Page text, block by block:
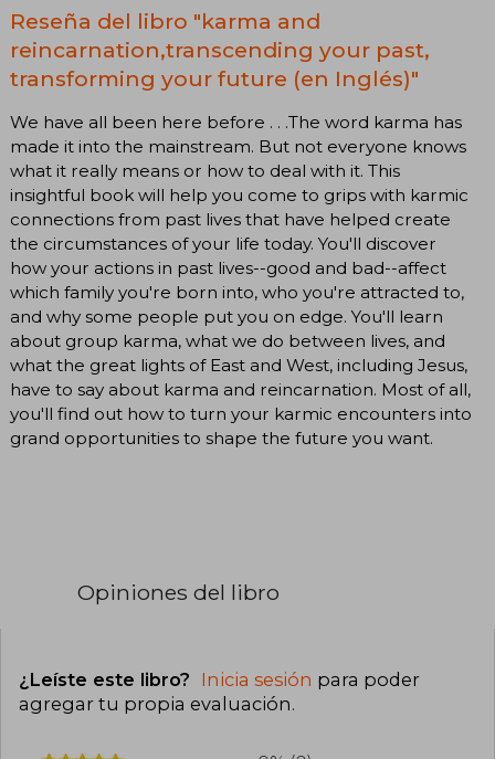
Reseña del libro "karma and
reincarnation,transcending your past,
transforming your future (en Inglés)"
We have all been here before . . .The word karma has
made it into the mainstream. But not everyone knows
what it really means or how to deal with it. This
insightful book will help you come to grips with karmic
connections from past lives that have helped create
the circumstances of your life today. You'll discover
how your actions in past lives--good and bad--affect
which family you're born into, who you're attracted to,
and why some people put you on edge. You'll learn
about group karma, what we do between lives, and
what the great lights of East and West, including Jesus,
have to say about karma and reincarnation. Most of all,
you'll find out how to turn your karmic encounters into
grand opportunities to shape the future you want.
Opiniones del libro
¿Leíste este libro? Inicia sesión para poder
agregar tu propia evaluación.